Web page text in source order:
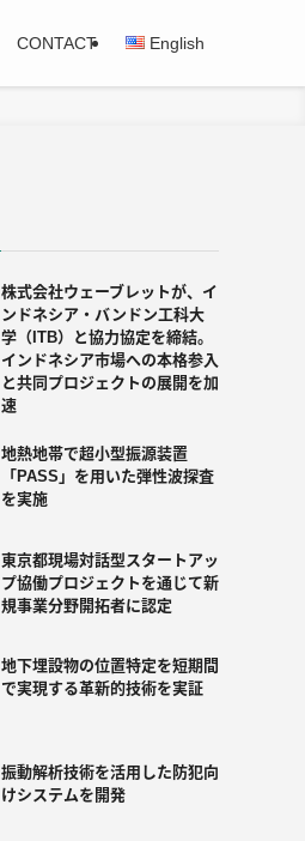
CONTACT English
株式会社ウェーブレットが、イ
ンドネシア・バンドン工科大
学（ITB）と協力協定を締結。
インドネシア市場への本格参入
と共同プロジェクトの展開を加
速
地熱地帯で超小型振源装置
「PASS」を用いた弾性波探査
を実施
東京都現場対話型スタートアッ
プ協働プロジェクトを通じて新
規事業分野開拓者に認定
地下埋設物の位置特定を短期間
で実現する革新的技術を実証
振動解析技術を活用した防犯向
けシステムを開発